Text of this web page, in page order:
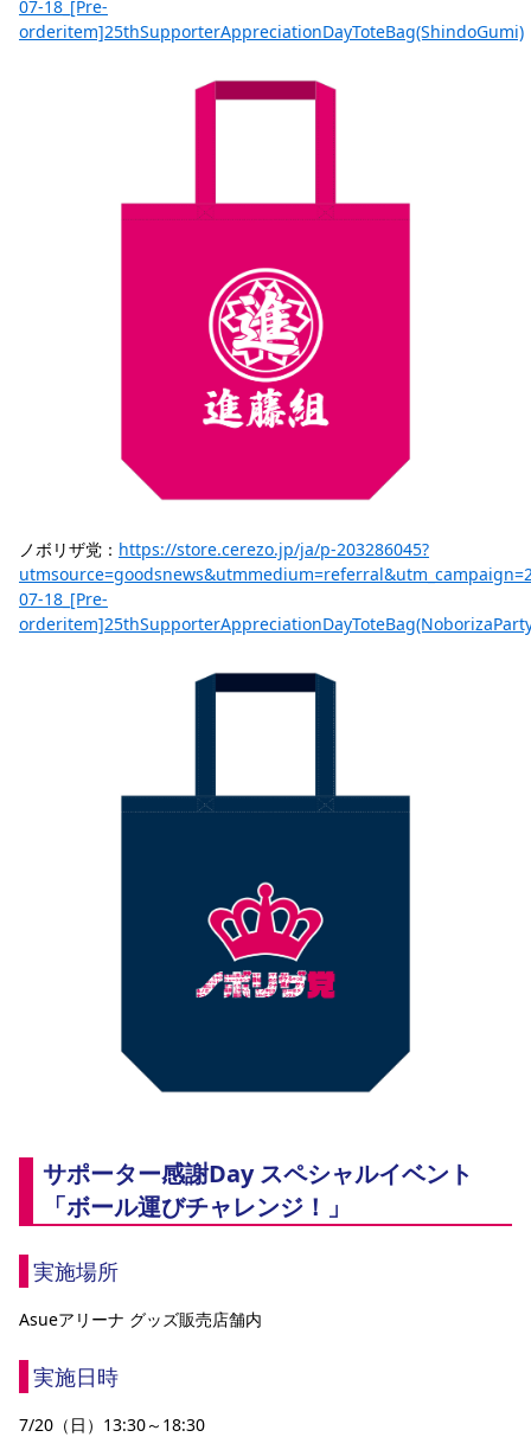
07-18_[Pre-
orderitem]25thSupporterAppreciationDayToteBag(ShindoGumi)
ノボリザ党： https://store.cerezo.jp/ja/p-203286045?
07-18_[Pre-
サポーター感謝Day スペシャルイベント
「ボール運びチャレンジ！」
実施場所
Asueアリーナ グッズ販売店舗内
実施日時
7/20（日）13:30～18:30